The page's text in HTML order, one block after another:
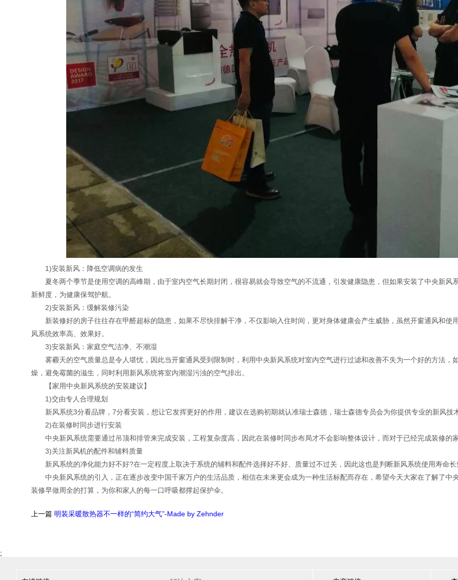
1)安装新风：降低空调病的发生
夏冬两个季节是使用空调的高峰期，由于室内空气长期封闭，很容易就会导致空气的不流通，引发健康隐患，但如果安装了中央新风
新鲜度，为健康保驾护航。
2)安装新风：缓解装修污染
新装修好的房子往往存在甲醛超标的隐患，如果不尽快排解干净，不仅影响入住时间，更对身体健康会产生威胁，虽然开窗通风和使
风系统效率高、效果好。
3)安装新风：家庭空气洁净、不潮湿
雾霾天的空气质量总是令人堪忧，因此当开窗通风受到限制时，利用中央新风系统对室内空气进行过滤和改善不失为一个好的方法，
燥，避免霉菌的滋生，同时利用新风系统将室内潮湿污浊的空气排出。
【家用中央新风系统的安装建议】
1)交由专人合理规划
新风系统3分看品牌，7分看安装，想让它发挥更好的作用，建议在选购初期就认准瑞士森德，瑞士森德专员会为你提供专业的新风技
2)在装修时同步进行安装
中央新风系统需要通过吊顶和排管来完成安装，工程复杂度高，因此在装修时同步布局才不会影响整体设计，而对于已经完成装修的
3)关注新风机的配件和辅料质量
新风系统的净化能力好不好?在一定程度上取决于系统的辅料和配件选择好不好、质量过不过关，因此这也是判断新风系统使用寿命长
中央新风系统的引入，正在逐步改变中国千家万户的生活品质，相信在未来更会成为一种生活标配而存在，希望今天大家在了解了中
装修早做周全的打算，为你和家人的每一口呼吸都撑起保护伞。
上一篇 明装采暖散热器不一样的“简约大气”-Made by Zehnder
;